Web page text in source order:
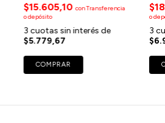
$15.605,10conTransferencia
o depósito
3 cuotas sin interés de
$5.779,67
COMPRAR
o
3